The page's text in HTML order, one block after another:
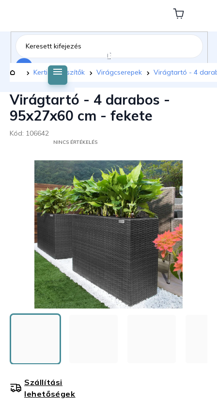
tartalomhoz
Kosár
Kezdőlap
Kerti kiegészítők Virágcserepek Virágtartó - 4
Virágtartó - 4 darabos -
95x27x60 cm - fekete
Kód: 106642
ÉRTÉKELÉSE
CSILLAG.
NINCS ÉRTÉKELÉS
Szállítási
lehetőségek